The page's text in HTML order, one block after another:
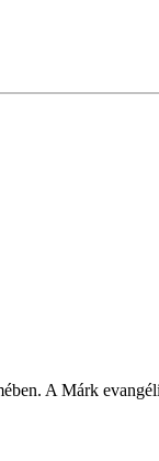
A Márk